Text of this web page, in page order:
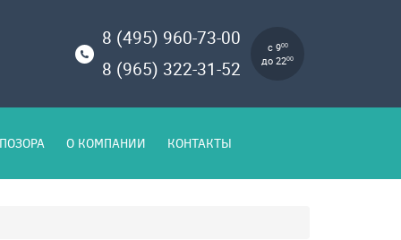
8 (495) 960-73-00
8 (965) 322-31-52
с 900
до 2200
О КОМПАНИИ КОНТАКТЫ